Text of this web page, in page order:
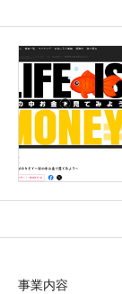
事業内容